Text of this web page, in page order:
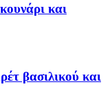
και
βασιλικού και